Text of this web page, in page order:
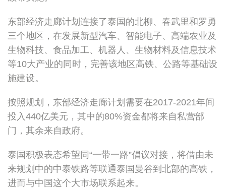
东部经济走廊计划连接了泰国的北柳、春武里和罗勇
三个地区，在发展新型汽车、智能电子、高端农业及
生物科技、食品加工、机器人、生物材料及信息技术
等10大产业的同时，完善该地区高铁、公路等基础设
施建设。
按照规划，东部经济走廊计划需要在2017-2021年间
投入440亿美元，其中的80%资金都将来自私营部
门，其余来自政府。
泰国积极表态希望同“一带一路”倡议对接，将借由未
来规划中的中泰铁路等联通泰国曼谷到北部的高铁，
进而与中国这个大市场联系起来。